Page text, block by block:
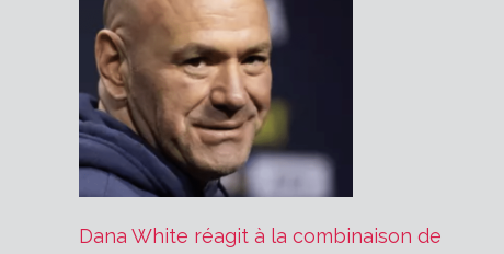
Dana White réagit à la combinaison de